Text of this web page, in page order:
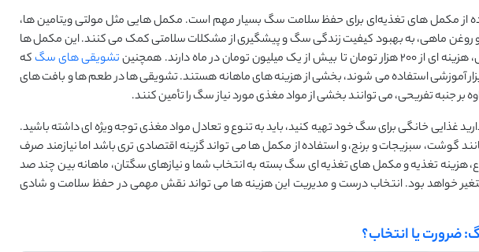
از مکمل ‌های تغذیه‌ای برای حفظ سلامت سگ بسیار مهم است. مکمل ‌هایی مثل مولتی ‌ویتامین ‌ها،
ماهی، به بهبود کیفیت زندگی سگ و پیشگیری از مشکلات سلامتی کمک می ‌کنند. این مکمل ‌ها
تومان در ماه دارند. همچنین
تشویقی ‌های سگکه
آموزشی استفاده می ‌شوند، بخشی از هزینه ‌های ماهانه هستند. تشویقی ‌ها در طعم‌ ها و بافت ‌های
بر جنبه تفریحی، می ‌توانند بخشی از مواد مغذی مورد نیاز سگ را تأمین کنند.
غذایی خانگی برای سگ خود تهیه کنید، باید به تنوع و تعادل مواد مغذی توجه ویژه ‌ای داشته باشید.
گوشت، سبزیجات و برنج، و استفاده از مکمل ‌ها می ‌تواند گزینه اقتصادی ‌تری باشد اما نیازمند صرف
هزینه تغذیه و مکمل ‌های تغذیه ‌ای سگ بسته به انتخاب شما و نیازهای سگتان، ماهانه بین چند صد
متغیر خواهد بود. انتخاب درست و مدیریت این هزینه ‌ها می ‌تواند نقش مهمی در حفظ سلامت و شادی
ضرورت یا انتخاب؟